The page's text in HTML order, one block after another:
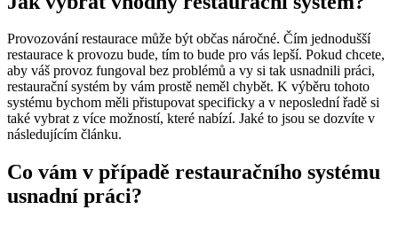
Provozování restaurace může být občas náročné. Čím jednodušší
restaurace k provozu bude, tím to bude pro vás lepší. Pokud chcete,
aby váš provoz fungoval bez problémů a vy si tak usnadnili práci,
restaurační systém by vám prostě neměl chybět. K výběru tohoto
systému bychom měli přistupovat specificky a v neposlední řadě si
také vybrat z více možností, které nabízí. Jaké to jsou se dozvíte v
následujícím článku.
Co vám v případě restauračního systému
usnadní práci?